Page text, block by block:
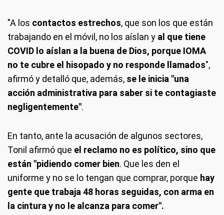
"A los contactos estrechos, que son los que están
trabajando en el móvil, no los aíslan y al que tiene
COVID lo aíslan a la buena de Dios, porque IOMA
no te cubre el hisopado y no responde llamados",
afirmó y detalló que, además, se le inicia "una
acción administrativa para saber si te contagiaste
negligentemente".
En tanto, ante la acusación de algunos sectores,
Tonil afirmó que el reclamo no es político, sino que
están "pidiendo comer bien. Que les den el
uniforme y no se lo tengan que comprar, porque hay
gente que trabaja 48 horas seguidas, con arma en
la cintura y no le alcanza para comer".